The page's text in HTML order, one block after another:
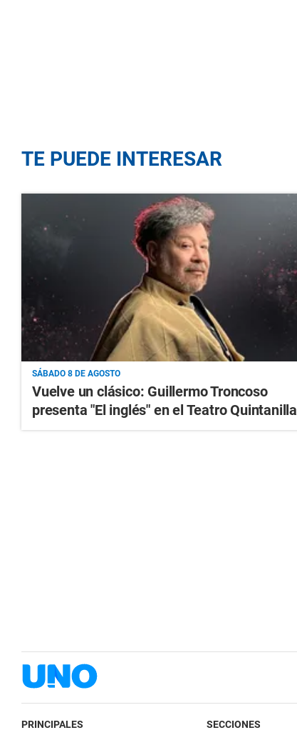
TE PUEDE INTERESAR
SÁBADO 8 DE AGOSTO
Vuelve un clásico: Guillermo Troncoso
presenta "El inglés" en el Teatro Quintanilla
PRINCIPALES SECCIONES